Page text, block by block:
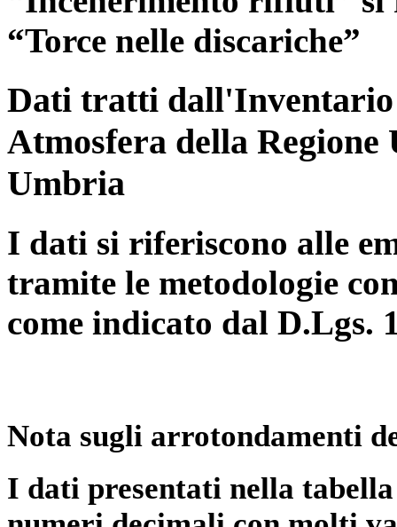
“Torce nelle discariche”
Dati tratti dall'Inventario
Atmosfera della
Umbria
I dati si riferiscono alle
tramite le metodologie
come indicato dal D.Lgs.
Nota sugli arrotondamenti
I dati presentati nella